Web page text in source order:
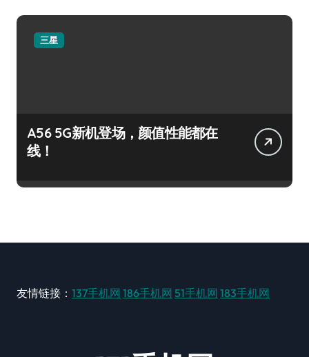
三星
A56 5G新机登场，颜值性能都在
线！
友情链接： 137手机网 186手机网 51手机网 183手机网